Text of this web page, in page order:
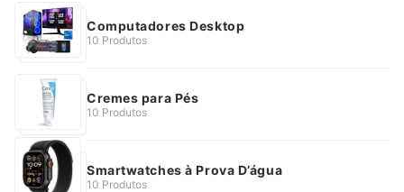
Computadores Desktop
10 Produtos
Cremes para Pés
10 Produtos
Smartwatches à Prova D’água
10 Produtos